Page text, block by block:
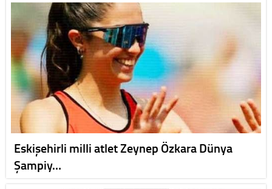
Eskişehirli milli atlet Zeynep Özkara Dünya
Şampiy…